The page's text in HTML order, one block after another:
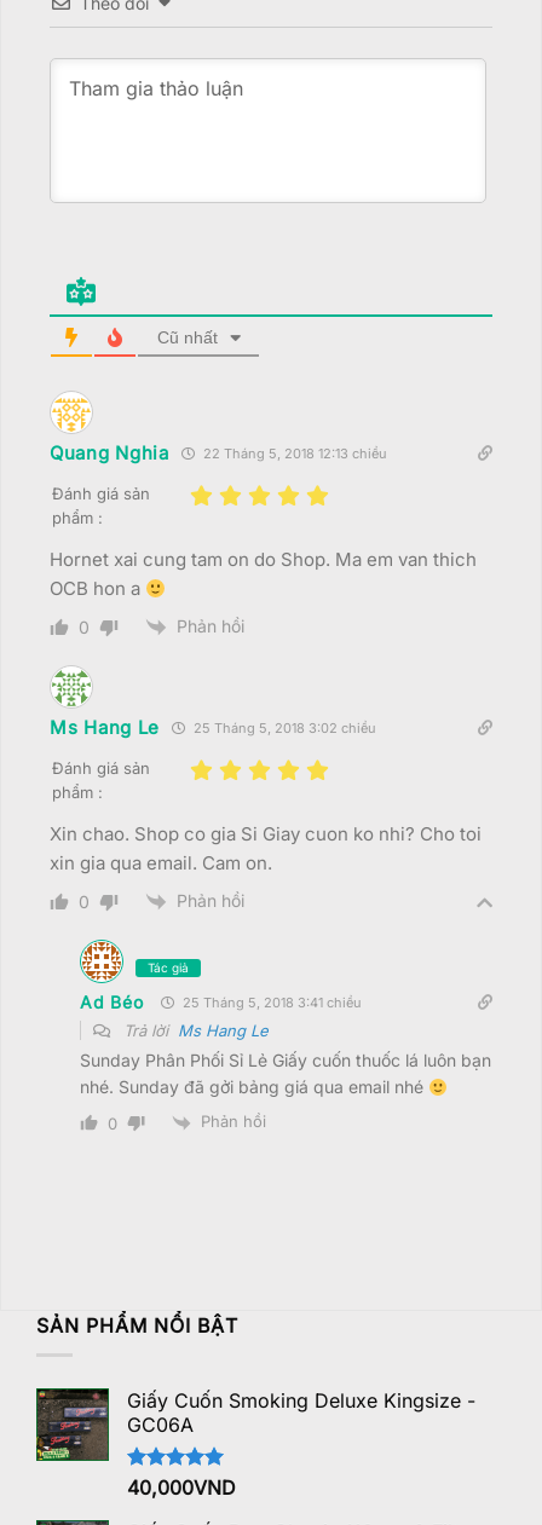
SẢN PHẨM NỔI BẬT
Giấy Cuốn Smoking Deluxe Kingsize -
GC06A
Được xếp
hạng
40,000VND
Cũ nhất
Quang Nghia 22 Tháng 5, 2018 12:13 chiều
Đánh giá sản
phẩm :
Hornet xai cung tam on do Shop. Ma em van thich
OCB hon a
0 Phản hồi
Ms Hang Le 25 Tháng 5, 2018 3:02 chiều
Đánh giá sản
phẩm :
Xin chao. Shop co gia Si Giay cuon ko nhi? Cho toi
xin gia qua email. Cam on.
0 Phản hồi
Tác giả
Ad Béo 25 Tháng 5, 2018 3:41 chiều
Trả lời Ms Hang Le
Sunday Phân Phối Sỉ Lẻ Giấy cuốn thuốc lá luôn bạn
nhé. Sunday đã gởi bảng giá qua email nhé
0 Phản hồi